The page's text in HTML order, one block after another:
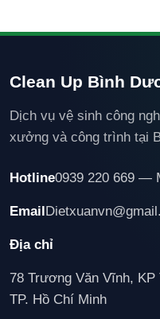
Clean Up Bình
Dịch vụ vệ sinh công
xưởng và công trình tại
Hotline0939 220 669 —
Email
Địa chỉ
78 Trương Văn Vĩnh, KP
TP. Hồ Chí Minh